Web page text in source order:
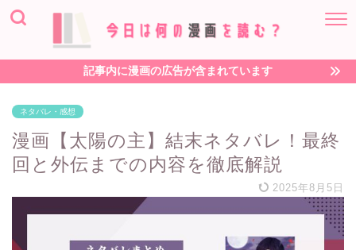
記事内に漫画の広告が含まれています
ネタバレ・感想
漫画【太陽の主】結末ネタバレ！最終
回と外伝までの内容を徹底解説
2025年8月5日